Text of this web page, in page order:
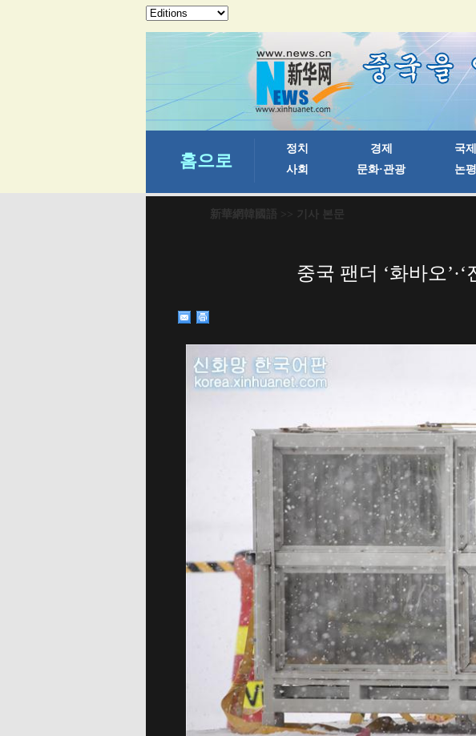
新華網韓國語 >> 기사 본문
중국 팬더 ‘화바오